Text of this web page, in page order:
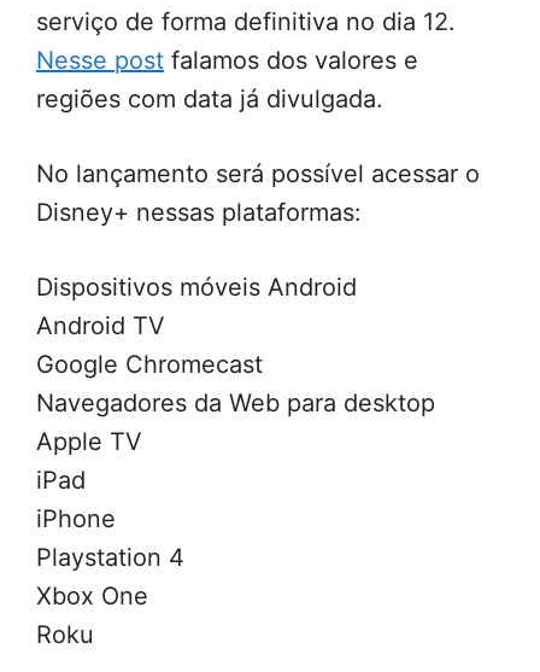
serviço de forma definitiva no dia 12.
Nesse post falamos dos valores e
regiões com data já divulgada.
No lançamento será possível acessar o
Disney+ nessas plataformas:
Dispositivos móveis Android
Android TV
Google Chromecast
Navegadores da Web para desktop
Apple TV
iPad
iPhone
Playstation 4
Xbox One
Roku